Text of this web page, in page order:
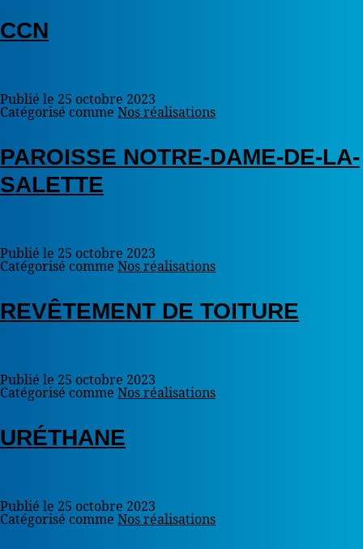
CCN
Publié le 25 octobre 2023
Catégorisé comme Nos réalisations
PAROISSE NOTRE-DAME-DE-LA-
SALETTE
Publié le 25 octobre 2023
Catégorisé comme Nos réalisations
REVÊTEMENT DE TOITURE
Publié le 25 octobre 2023
Catégorisé comme Nos réalisations
URÉTHANE
Publié le 25 octobre 2023
Catégorisé comme Nos réalisations